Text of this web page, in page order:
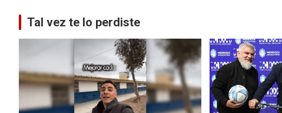
Tal vez te lo perdiste